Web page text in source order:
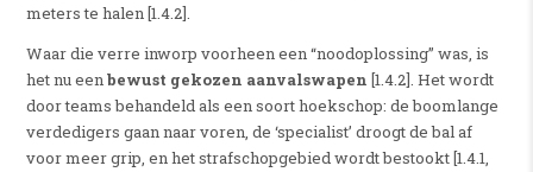
meters te halen [1.4.2].
Waar die verre inworp voorheen een “noodoplossing” was, is
het nu eenbewust gekozen aanvalswapen [1.4.2]. Het wordt
door teams behandeld als een soort hoekschop: de boomlange
verdedigers gaan naar voren, de ‘specialist’ droogt de bal af
voor meer grip, en het strafschopgebied wordt bestookt [1.4.1,